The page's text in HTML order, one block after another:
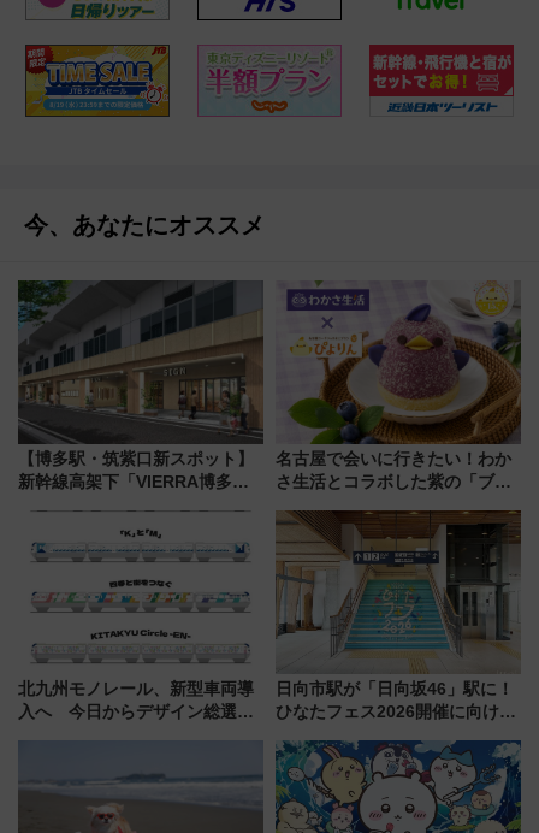
今、あなたにオススメ
【博多駅・筑紫口新スポット】
新幹線高架下「VIERRA博多テ
など注目の全6店舗 「博多活憩
通り」も一新
名古屋で会いに行きたい！わか
さ生活とコラボした紫の「ブル
売
北九州モノレール、新型車両導
入へ 今日からデザイン総選挙
日向市駅が「日向坂46」駅に！
ひなたフェス2026開催に向けJR
全力応援 夜行列車「ドリーム
おひさま号」も走る